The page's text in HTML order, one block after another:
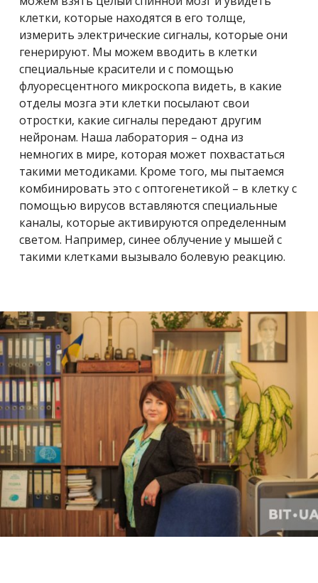
клетки, которые находятся в его толще,
измерить электрические сигналы, которые они
генерируют. Мы можем вводить в клетки
специальные красители и с помощью
флуоресцентного микроскопа видеть, в какие
отделы мозга эти клетки посылают свои
отростки, какие сигналы передают другим
нейронам. Наша лаборатория – одна из
немногих в мире, которая может похвастаться
такими методиками. Кроме того, мы пытаемся
комбинировать это с оптогенетикой – в клетку с
помощью вирусов вставляются специальные
каналы, которые активируются определенным
светом. Например, синее облучение у мышей с
такими клетками вызывало болевую реакцию.